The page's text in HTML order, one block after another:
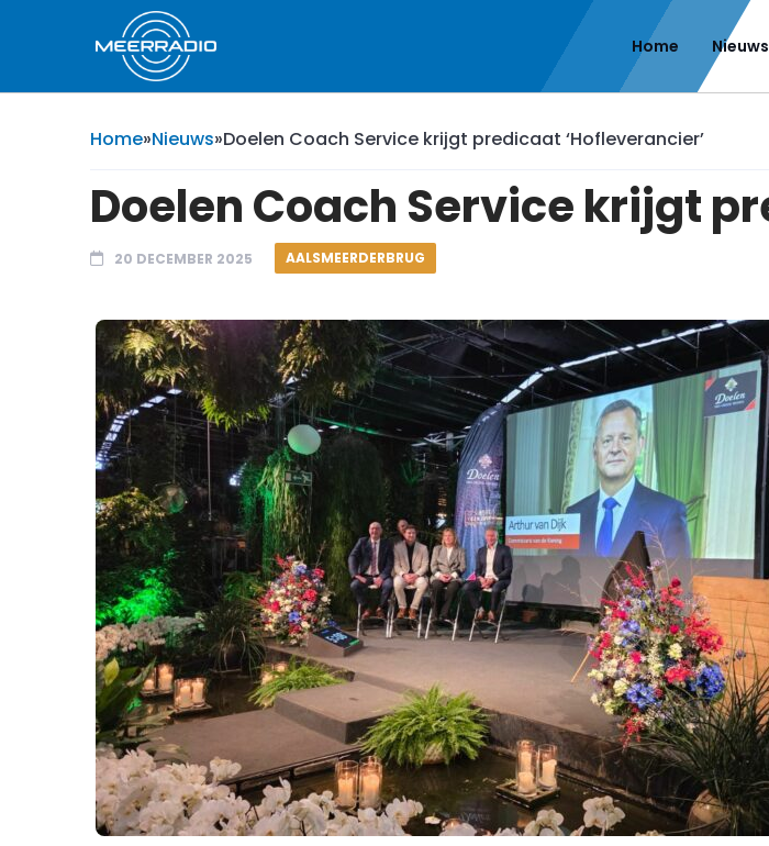
Home Nieuws
Home»Nieuws»Doelen Coach Service krijgt predicaat ‘Hofleverancier’
Doelen Coach Service krijgt
20 DECEMBER 2025 AALSMEERDERBRUG